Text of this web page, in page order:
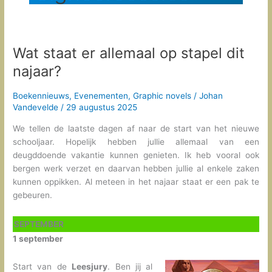
Wat staat er allemaal op stapel dit
najaar?
Boekennieuws, Evenementen,Graphic novels /Johan
Vandevelde/ 29 augustus 2025
We tellen de laatste dagen af naar de start van het nieuwe
schooljaar. Hopelijk hebben jullie allemaal van een
deugddoende vakantie kunnen genieten. Ik heb vooral ook
bergen werk verzet en daarvan hebben jullie al enkele zaken
kunnen oppikken. Al meteen in het najaar staat er een pak te
gebeuren.
SEPTEMBER
1 september
Start van de Leesjury. Ben jij al